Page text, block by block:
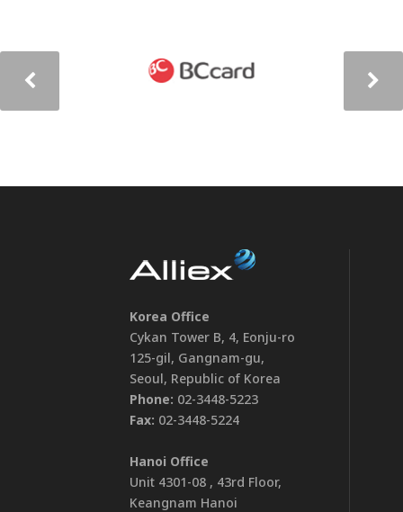
Korea Office
Cykan Tower B, 4, Eonju-ro
125-gil, Gangnam-gu,
Seoul, Republic of Korea
Phone: 02-3448-5223
Fax: 02-3448-5224
Hanoi Office
Unit 4301-08 , 43rd Floor,
Keangnam Hanoi